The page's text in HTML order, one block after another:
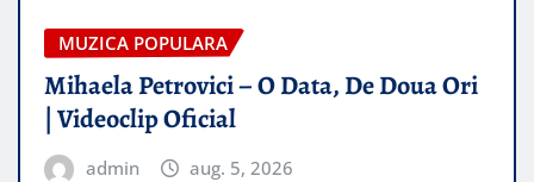
MUZICA POPULARA
Mihaela Petrovici – O Data, De Doua Ori
| Videoclip Oficial
admin aug. 5, 2026